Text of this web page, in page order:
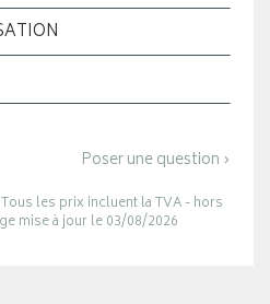
Poser une question ›
les prix incluent la TVA - hors
mise à jour le 03/08/2026